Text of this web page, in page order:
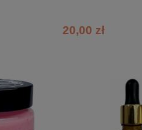
20,00 zł